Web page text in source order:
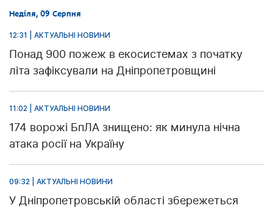
Неділя, 09 Серпня
12:31 | АКТУАЛЬНІ НОВИНИ
Понад 900 пожеж в екосистемах з початку
літа зафіксували на Дніпропетровщині
11:02 | АКТУАЛЬНІ НОВИНИ
174 ворожі БпЛА знищено: як минула нічна
атака росії на Україну
09:32 | АКТУАЛЬНІ НОВИНИ
У Дніпропетровській області збережеться